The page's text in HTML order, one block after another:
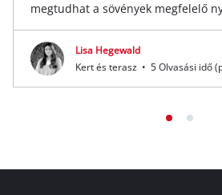
megtudhat a sövények megfelelő
Lisa Hegewald
Kert és terasz • 5 Olvasási idő